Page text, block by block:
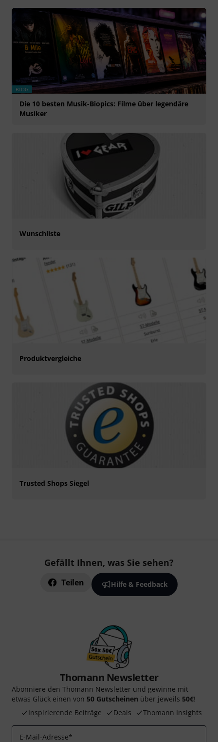
BLOG
Die 10 besten Musik-Biopics: Filme über legendäre
Musiker
Wunschliste
Produktvergleiche
Trusted Shops Siegel
Gefällt Ihnen, was Sie sehen?
Teilen Hilfe & Feedback
Thomann Newsletter
Abonniere den Thomann Newsletter und gewinne mit
etwas Glück einen von 50 Gutscheinen über jeweils 50€!
Inspirierende Beiträge
Deals Thomann Insights
E-Mail-Adresse*